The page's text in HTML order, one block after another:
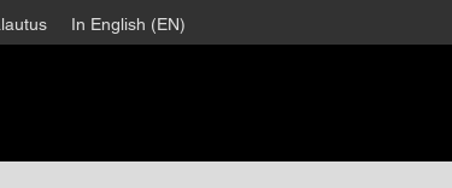
In English (EN)